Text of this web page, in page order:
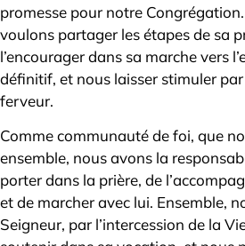
promesse pour notre
voulons partager les étapes de sa
l’encourager dans sa marche vers
définitif, et nous laisser stimuler
ferveur.
Comme communauté de foi, que
ensemble, nous avons la
porter dans la prière, de
et de marcher avec lui. Ensemble,
Seigneur, par l’intercession de la